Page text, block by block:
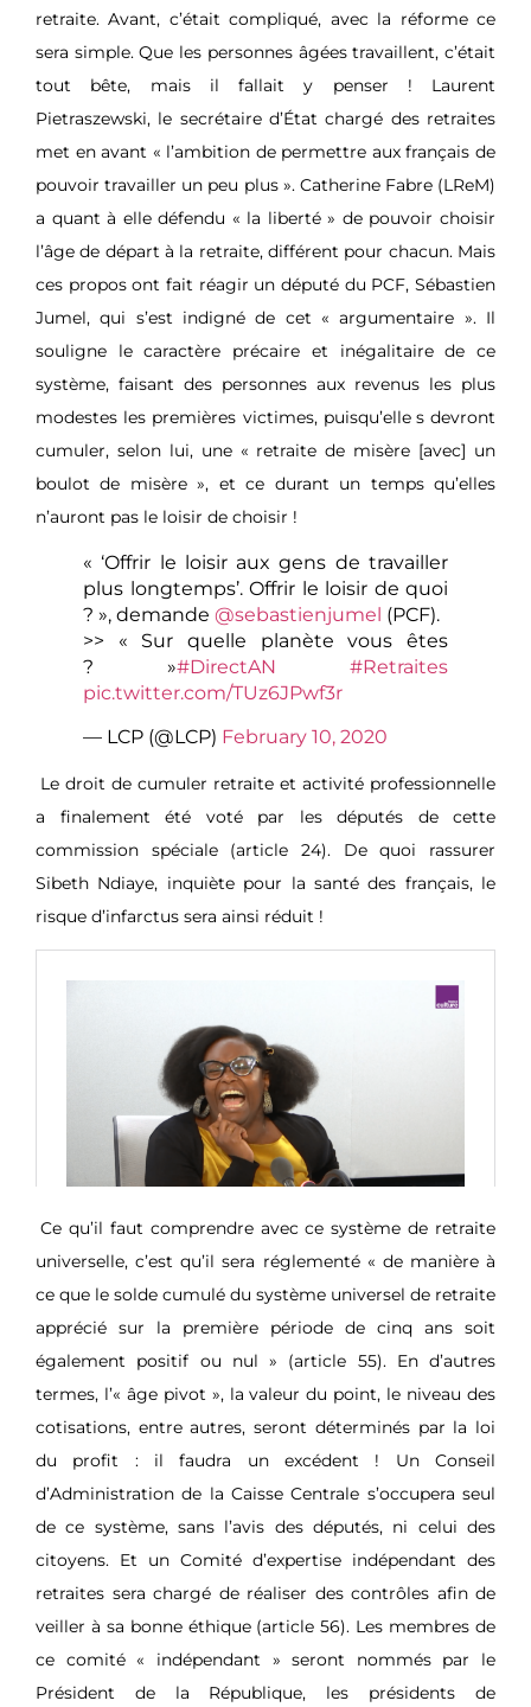
retraite. Avant, c’était compliqué, avec la réforme ce
sera simple. Que les personnes âgées travaillent, c’était
tout bête, mais il fallait y penser ! Laurent
Pietraszewski, le secrétaire d’État chargé des retraites
met en avant « l’ambition de permettre aux français de
pouvoir travailler un peu plus ». Catherine Fabre (LReM)
a quant à elle défendu « la liberté » de pouvoir choisir
l’âge de départ à la retraite, différent pour chacun. Mais
ces propos ont fait réagir un député du PCF, Sébastien
Jumel, qui s’est indigné de cet « argumentaire ». Il
souligne le caractère précaire et inégalitaire de ce
système, faisant des personnes aux revenus les plus
modestes les premières victimes, puisqu’elle s devront
cumuler, selon lui, une « retraite de misère [avec] un
boulot de misère », et ce durant un temps qu’elles
n’auront pas le loisir de choisir !
« ‘Offrir le loisir aux gens de travailler
plus longtemps’. Offrir le loisir de quoi
? », demande @sebastienjumel (PCF).
>> « Sur quelle planète vous êtes
? »#DirectAN
#Retraites
pic.twitter.com/TUz6JPwf3r
— LCP (@LCP) February 10, 2020
Le droit de cumuler retraite et activité professionnelle
a finalement été voté par les députés de cette
commission spéciale (article 24). De quoi rassurer
Sibeth Ndiaye, inquiète pour la santé des français, le
risque d’infarctus sera ainsi réduit !
Ce qu’il faut comprendre avec ce système de retraite
universelle, c’est qu’il sera réglementé « de manière à
ce que le solde cumulé du système universel de retraite
apprécié sur la première période de cinq ans soit
également positif ou nul » (article 55). En d’autres
termes, l’« âge pivot », la valeur du point, le niveau des
cotisations, entre autres, seront déterminés par la loi
du profit : il faudra un excédent ! Un Conseil
d’Administration de la Caisse Centrale s’occupera seul
de ce système, sans l’avis des députés, ni celui des
citoyens. Et un Comité d’expertise indépendant des
retraites sera chargé de réaliser des contrôles afin de
veiller à sa bonne éthique (article 56). Les membres de
ce comité « indépendant » seront nommés par le
Président de la République, les présidents de